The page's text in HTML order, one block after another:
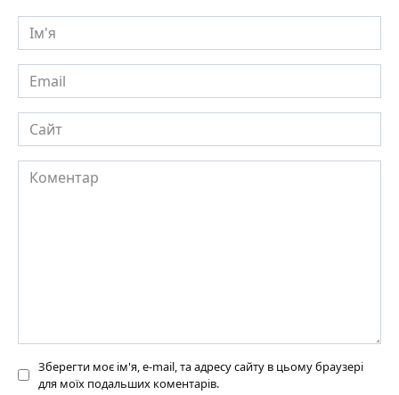
Ім'я
Email
Сайт
Коментар
Зберегти моє ім'я, e-mail, та адресу сайту в цьому браузері
для моїх подальших коментарів.